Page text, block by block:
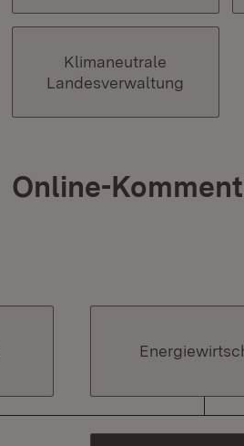
Klimaneutrale
Landesverwaltung
Online-